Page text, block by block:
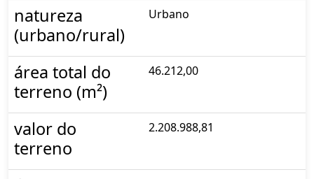
natureza
(urbano/rural)
Urbano
área total do
terreno (m²)
46.212,00
valor do
terreno
2.208.988,81